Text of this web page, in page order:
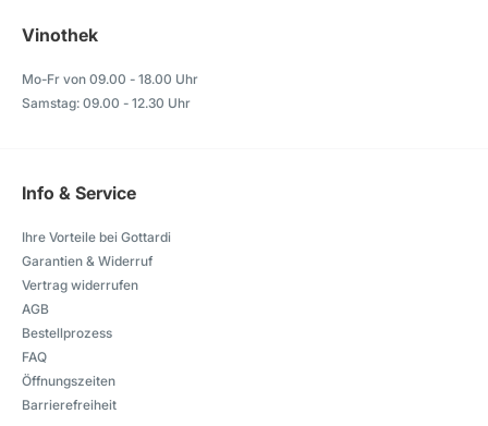
Vinothek
Mo-Fr von 09.00 - 18.00 Uhr
Samstag: 09.00 - 12.30 Uhr
Info & Service
Ihre Vorteile bei Gottardi
Garantien & Widerruf
Vertrag widerrufen
AGB
Bestellprozess
FAQ
Öffnungszeiten
Barrierefreiheit